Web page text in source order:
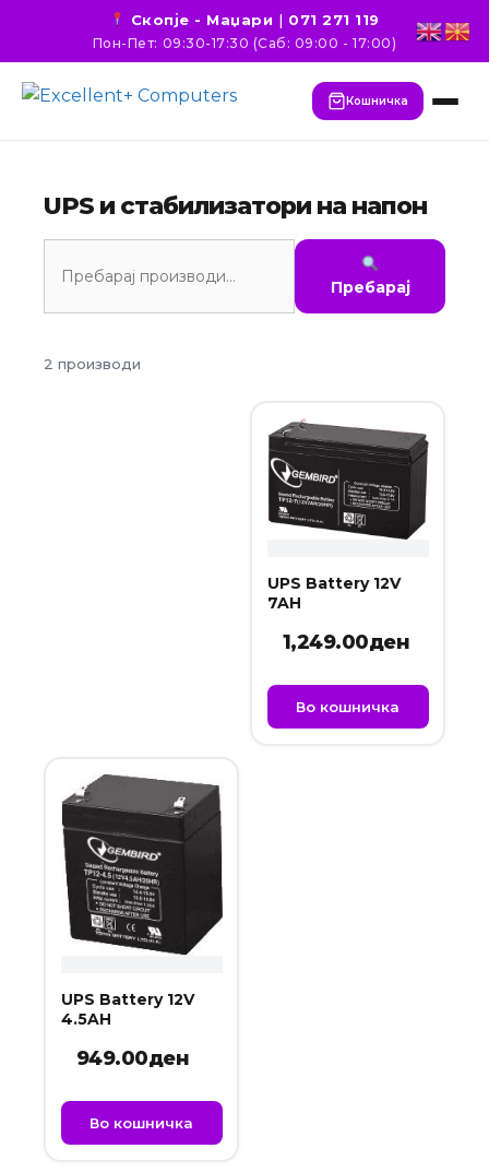
Скопје - Маџари | 071 271 119
Пон-Пет: 09:30-17:30 (Саб: 09:00 - 17:00)
Кошничка
UPS и стабилизатори на напон
Пребарај
2 производи
UPS Battery 12V
7AH
1,249.00ден
Во кошничка
UPS Battery 12V
4.5AH
949.00ден
Во кошничка